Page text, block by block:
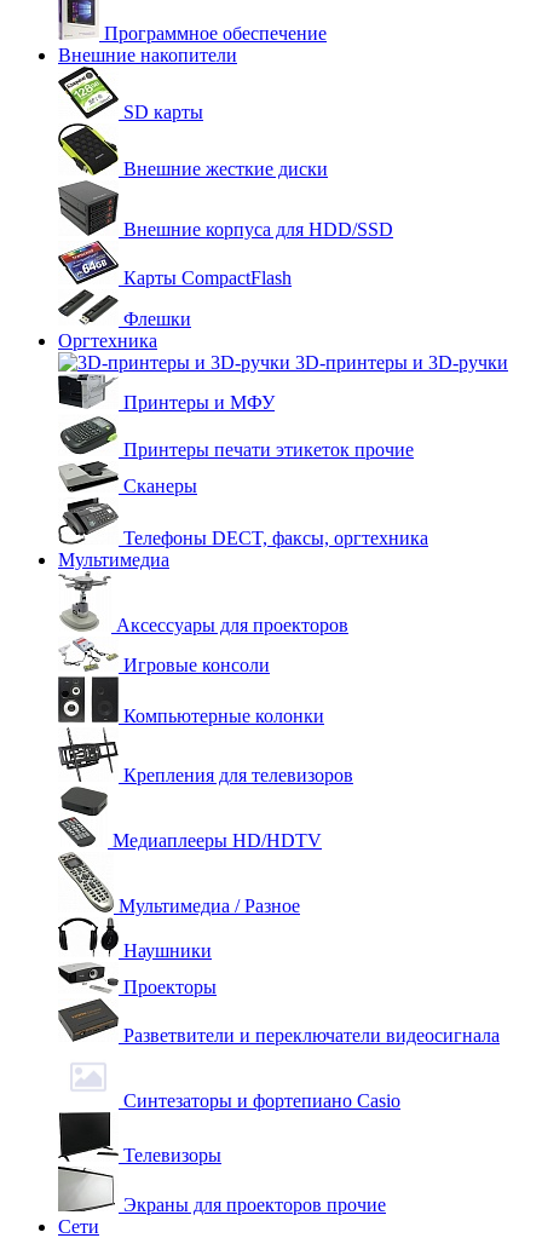
Программное обеспечение
Внешние накопители
SD карты
Внешние жесткие диски
Внешние корпуса для HDD/SSD
Карты CompactFlash
Флешки
Оргтехника
3D-принтеры и 3D-ручки
Принтеры и МФУ
Принтеры печати этикеток прочие
Сканеры
Телефоны DECT, факсы, оргтехника
Мультимедиа
Аксессуары для проекторов
Игровые консоли
Компьютерные колонки
Крепления для телевизоров
Медиаплееры HD/HDTV
Мультимедиа / Разное
Наушники
Проекторы
Разветвители и переключатели видеосигнала
Синтезаторы и фортепиано Casio
Телевизоры
Экраны для проекторов прочие
Сети